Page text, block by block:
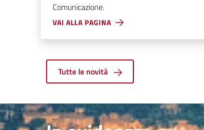
Comunicazione.
VAI ALLA PAGINA
Tutte le novità